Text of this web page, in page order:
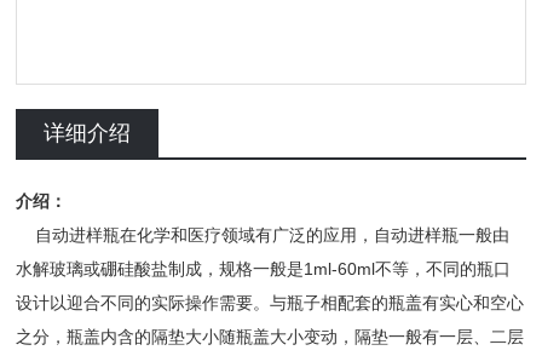
详细介绍
介绍：
自动进样瓶在化学和医疗领域有广泛的应用，自动进样瓶一般由
水解玻璃或硼硅酸盐制成，规格一般是1ml-60ml不等，不同的瓶口
设计以迎合不同的实际操作需要。与瓶子相配套的瓶盖有实心和空心
之分，瓶盖内含的隔垫大小随瓶盖大小变动，隔垫一般有一层、二层